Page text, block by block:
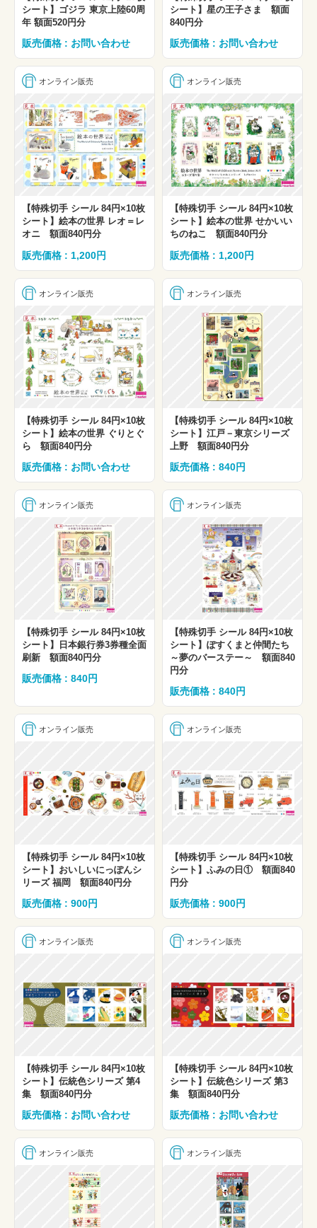
シート】ゴジラ 東京上陸60周
年 額面520円分
販売価格 : お問い合わせ
シート】星の王子さま 額面
840円分
販売価格 : お問い合わせ
オンライン販売
【特殊切手 シール 84円×10枚
シート】絵本の世界 レオ＝レ
オニ 額面840円分
販売価格 : 1,200円
オンライン販売
【特殊切手 シール 84円×10枚
シート】絵本の世界 せかいい
ちのねこ 額面840円分
販売価格 : 1,200円
オンライン販売
【特殊切手 シール 84円×10枚
シート】絵本の世界 ぐりとぐ
ら 額面840円分
販売価格 : お問い合わせ
オンライン販売
【特殊切手 シール 84円×10枚
シート】江戸－東京シリーズ
上野 額面840円分
販売価格 : 840円
オンライン販売
【特殊切手 シール 84円×10枚
シート】日本銀行券3券種全面
刷新 額面840円分
販売価格 : 840円
オンライン販売
【特殊切手 シール 84円×10枚
シート】ぽすくまと仲間たち
～夢のバーステー～ 額面840
円分
販売価格 : 840円
オンライン販売
【特殊切手 シール 84円×10枚
シート】おいしいにっぽんシ
リーズ 福岡 額面840円分
販売価格 : 900円
オンライン販売
【特殊切手 シール 84円×10枚
シート】ふみの日① 額面840
円分
販売価格 : 900円
オンライン販売
【特殊切手 シール 84円×10枚
シート】伝統色シリーズ 第4
集 額面840円分
販売価格 : お問い合わせ
オンライン販売
【特殊切手 シール 84円×10枚
シート】伝統色シリーズ 第3
集 額面840円分
販売価格 : お問い合わせ
オンライン販売 オンライン販売